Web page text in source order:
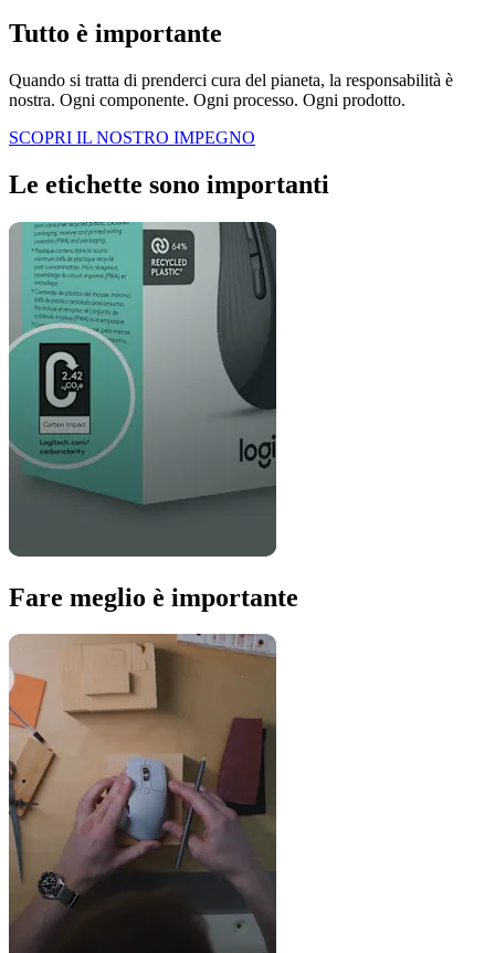
Tutto è importante
Quando si tratta di prenderci cura del pianeta, la responsabilità è
nostra. Ogni componente. Ogni processo. Ogni prodotto.
SCOPRI IL NOSTRO IMPEGNO
Le etichette sono importanti
Fare meglio è importante